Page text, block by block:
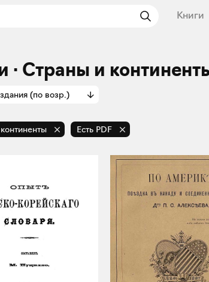
Книги
· Страны и
(по возр.)
Есть PDF